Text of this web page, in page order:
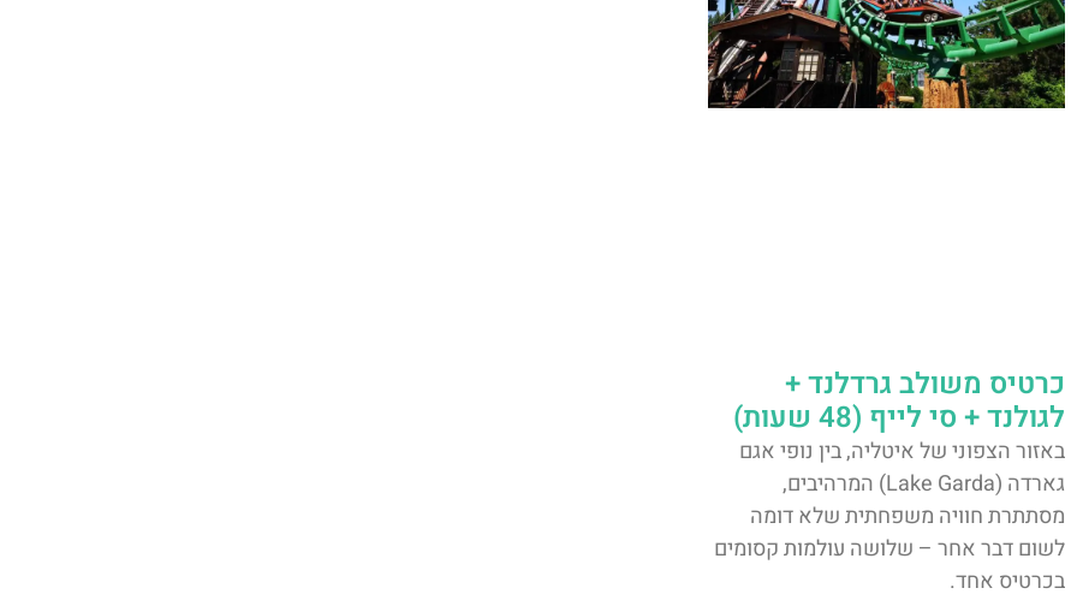
כרטיס משולב גרדלנד +
לגולנד + סי לייף (48 שעות)
באזור הצפוני של איטליה, בין נופי אגם
גארדה (Lake Garda) המרהיבים,
מסתתרת חוויה משפחתית שלא דומה
לשום דבר אחר – שלושה עולמות קסומים
בכרטיס אחד.